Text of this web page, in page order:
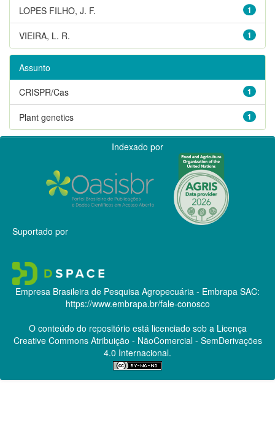
1
LOPES FILHO, J. F.
1
VIEIRA, L. R.
Assunto
1
CRISPR/Cas
1
Plant genetics
Indexado por
Suportado por
Empresa Brasileira de Pesquisa Agropecuária - Embrapa SAC:
https://www.embrapa.br/fale-conosco
O conteúdo do repositório está licenciado sob a Licença
Creative CommonsAtribuição - NãoComercial - SemDerivações
4.0 Internacional.